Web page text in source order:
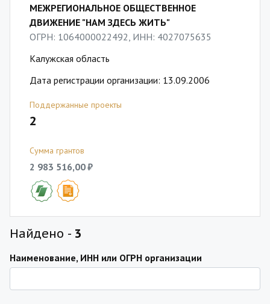
МЕЖРЕГИОНАЛЬНОЕ ОБЩЕСТВЕННОЕ
ДВИЖЕНИЕ "НАМ ЗДЕСЬ ЖИТЬ"
ОГРН: 1064000022492, ИНН: 4027075635
Калужская область
Дата регистрации организации: 13.09.2006
Поддержанные проекты
2
Сумма грантов
2 983 516,00 ₽
Найдено - 3
Наименование, ИНН или ОГРН организации